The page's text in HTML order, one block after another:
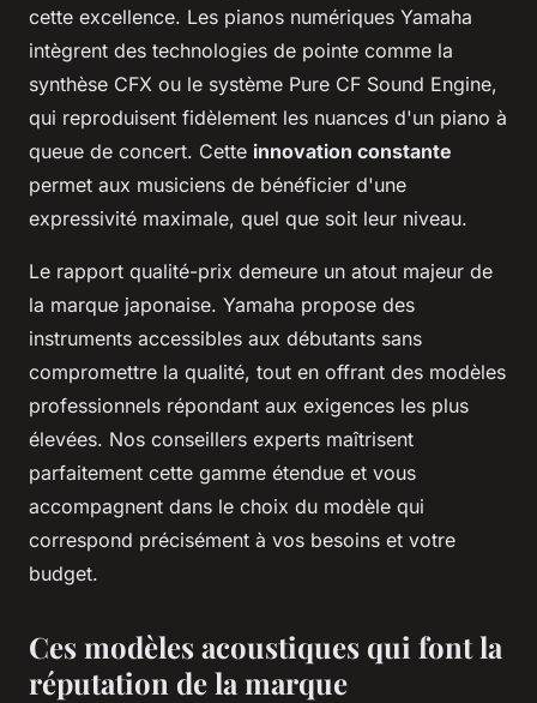
cette excellence. Les pianos numériques Yamaha
intègrent des technologies de pointe comme la
synthèse CFX ou le système Pure CF Sound Engine,
qui reproduisent fidèlement les nuances d'un piano à
queue de concert. Cette innovation constante
permet aux musiciens de bénéficier d'une
expressivité maximale, quel que soit leur niveau.
Le rapport qualité-prix demeure un atout majeur de
la marque japonaise. Yamaha propose des
instruments accessibles aux débutants sans
compromettre la qualité, tout en offrant des modèles
professionnels répondant aux exigences les plus
élevées. Nos conseillers experts maîtrisent
parfaitement cette gamme étendue et vous
accompagnent dans le choix du modèle qui
correspond précisément à vos besoins et votre
budget.
Ces modèles acoustiques qui font la
réputation de la marque